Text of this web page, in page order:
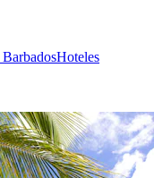
Hoteles